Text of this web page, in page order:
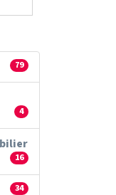
79
4
16
34